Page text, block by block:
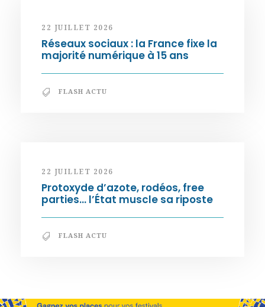
22 JUILLET 2026
Réseaux sociaux : la France fixe la
majorité numérique à 15 ans
FLASH ACTU
22 JUILLET 2026
Protoxyde d’azote, rodéos, free
parties… l’État muscle sa riposte
FLASH ACTU